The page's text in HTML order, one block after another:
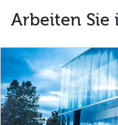
Arbeiten Sie